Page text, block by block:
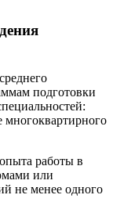
подготовки
многоквартирного
работы в
или
не менее одного